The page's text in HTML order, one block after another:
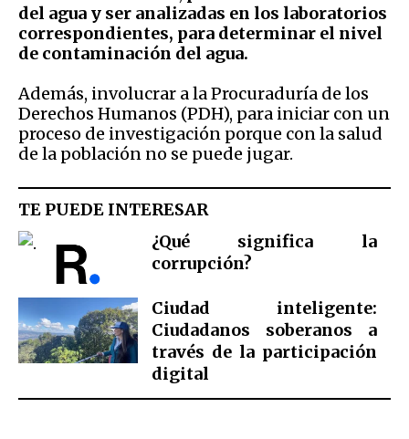
del agua y ser analizadas en los laboratorios
correspondientes, para determinar el nivel
de contaminación del agua.
Además, involucrar a la Procuraduría de los
Derechos Humanos (PDH), para iniciar con un
proceso de investigación porque con la salud
de la población no se puede jugar.
TE PUEDE INTERESAR
¿Qué significa la
corrupción?
Ciudad inteligente:
Ciudadanos soberanos a
través de la participación
digital